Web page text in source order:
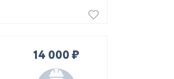
14 000 ₽